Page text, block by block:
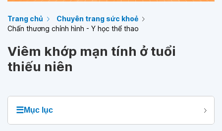
Trang chủ
Chuyên trang sức khoẻ
Chấn thương chỉnh hình - Y học thể thao
Viêm khớp mạn tính ở tuổi
thiếu niên
☰Mục lục